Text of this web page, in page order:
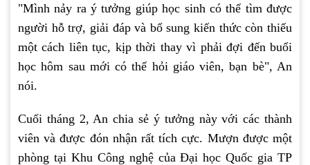
"Mình nảy ra ý tưởng giúp học sinh có thể tìm được
người hỗ trợ, giải đáp và bổ sung kiến thức còn thiếu
một cách liên tục, kịp thời thay vì phải đợi đến buổi
học hôm sau mới có thể hỏi giáo viên, bạn bè", An
nói.
Cuối tháng 2, An chia sẻ ý tưởng này với các thành
viên và được đón nhận rất tích cực. Mượn được một
phòng tại Khu Công nghệ của Đại học Quốc gia TP